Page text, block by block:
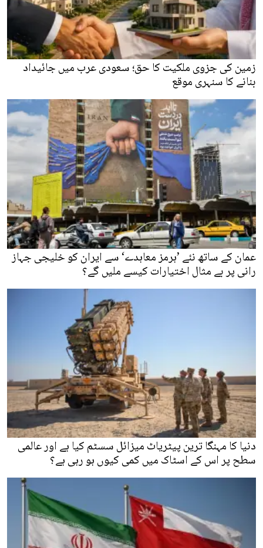
زمین کی جزوی ملکیت کا حق؛ سعودی عرب میں جائیداد
بنانے کا سنہری موقع
عمان کے ساتھ نئے ’ہرمز معاہدے‘ سے ایران کو خلیجی جہاز
رانی پر بے مثال اختیارات کیسے ملیں گے؟
دنیا کا مہنگا ترین پیٹریاٹ میزائل سسٹم کیا ہے اور عالمی
سطح پر اس کے اسٹاک میں کمی کیوں ہو رہی ہے؟